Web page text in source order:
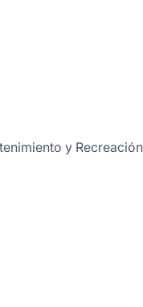
y Recreación